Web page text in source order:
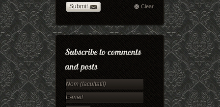
Submit Clear